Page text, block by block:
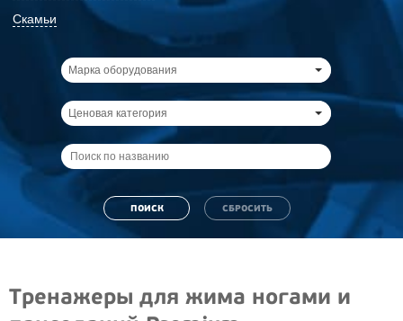
Скамьи
Марка оборудования
Ценовая категория
Тренажеры для жима ногами и